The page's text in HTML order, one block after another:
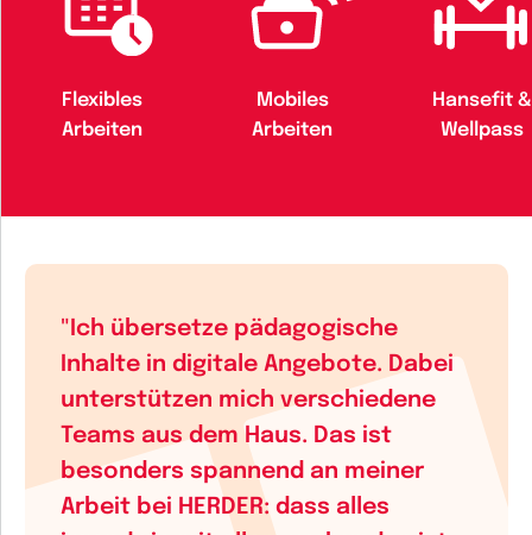
Flexibles
Arbeiten
Mobiles
Arbeiten
Hansefit &
Wellpass
"Ich übersetze pädagogische
Inhalte in digitale Angebote. Dabei
unterstützen mich verschiedene
Teams aus dem Haus. Das ist
besonders spannend an meiner
Arbeit bei HERDER: dass alles